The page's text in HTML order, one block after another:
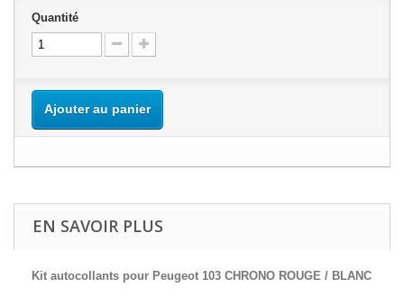
Quantité
Ajouter au panier
EN SAVOIR PLUS
Kit autocollants pour Peugeot 103 CHRONO ROUGE / BLANC